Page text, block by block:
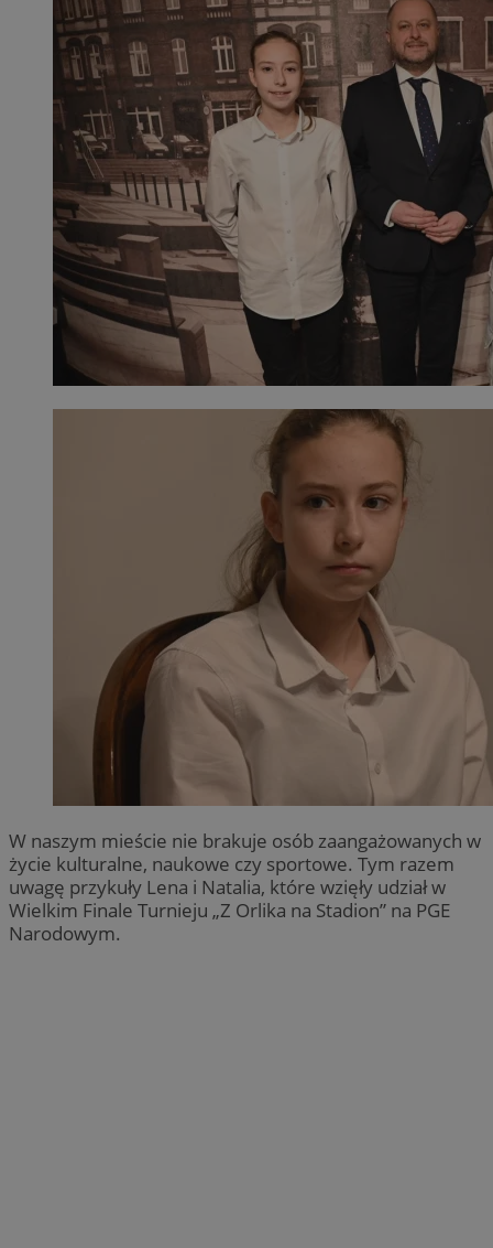
W naszym mieście nie brakuje osób zaangażowanych w
życie kulturalne, naukowe czy sportowe. Tym razem
uwagę przykuły Lena i Natalia, które wzięły udział w
Wielkim Finale Turnieju „Z Orlika na Stadion” na PGE
Narodowym.